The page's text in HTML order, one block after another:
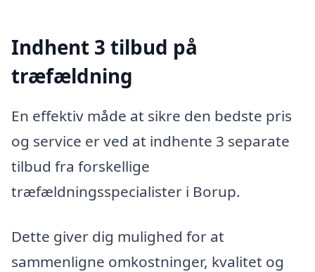
Indhent 3 tilbud på
træfældning
En effektiv måde at sikre den bedste pris
og service er ved at indhente 3 separate
tilbud fra forskellige
træfældningsspecialister i Borup.
Dette giver dig mulighed for at
sammenligne omkostninger, kvalitet og